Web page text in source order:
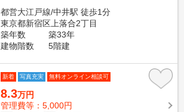
都営大江戸線/中井駅 徒歩1分
東京都新宿区上落合2丁目
築年数
築33年
建物階数
5階建
新着 写真充実 無料オンライン相談可
8.3万円
管理費等：5,000円